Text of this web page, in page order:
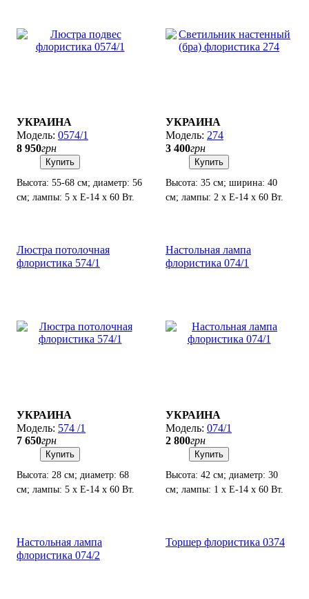
УКРАИНА
0574/1
8 950грн
Купить
Высота: 55-68 см; диаметр: 56
см; лампы: 5 х Е-14 х 60 Вт.
УКРАИНА
274
3 400грн
Купить
Высота: 35 см; ширина: 40
см; лампы: 2 х Е-14 х 60 Вт.
Люстра потолочная
флористика 574/1
УКРАИНА
574 /1
7 650грн
Купить
Высота: 28 см; диаметр: 68
см; лампы: 5 х Е-14 х 60 Вт.
Настольная лампа
флористика 074/1
УКРАИНА
074/1
2 800грн
Купить
Высота: 42 см; диаметр: 30
см; лампы: 1 х Е-14 х 60 Вт.
Настольная лампа
флористика 074/2
Торшер флористика 0374